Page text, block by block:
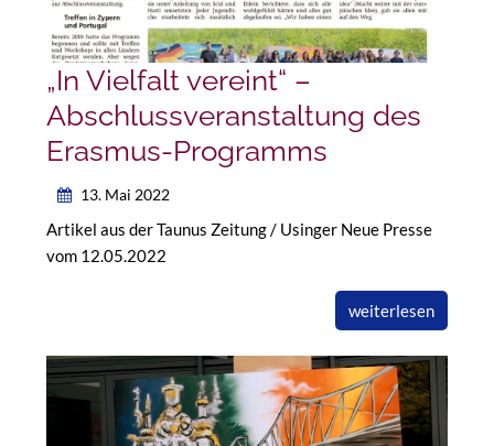
„In Vielfalt vereint“ –
Abschlussveranstaltung des
Erasmus-Programms
13. Mai 2022
Artikel aus der Taunus Zeitung / Usinger Neue Presse
vom 12.05.2022
weiterlesen